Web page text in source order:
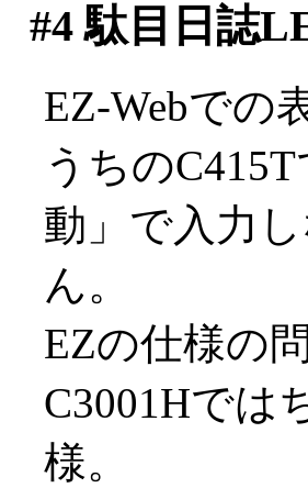
#4駄目日誌
EZ-Webでの
うちの
動」で入力
ん。
EZの仕様の
C3001Hでは
様。